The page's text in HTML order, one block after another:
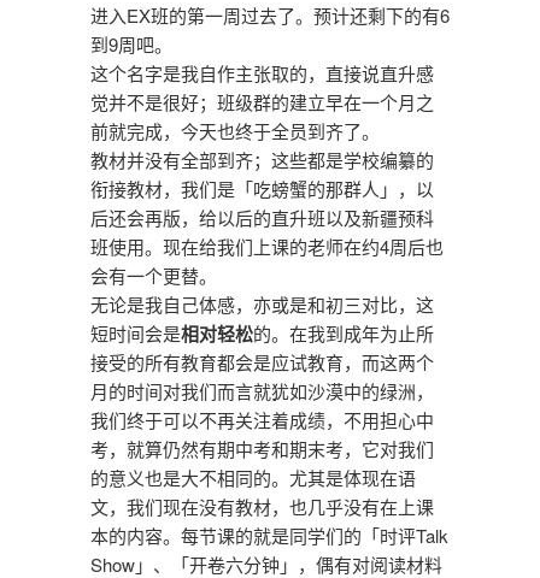
进入EX班的第一周过去了。预计还剩下的有6
到9周吧。
这个名字是我自作主张取的，直接说直升感
觉并不是很好；班级群的建立早在一个月之
前就完成，今天也终于全员到齐了。
教材并没有全部到齐；这些都是学校编纂的
衔接教材，我们是「吃螃蟹的那群人」，以
后还会再版，给以后的直升班以及新疆预科
班使用。现在给我们上课的老师在约4周后也
会有一个更替。
无论是我自己体感，亦或是和初三对比，这
短时间会是相对轻松的。在我到成年为止所
接受的所有教育都会是应试教育，而这两个
月的时间对我们而言就犹如沙漠中的绿洲，
我们终于可以不再关注着成绩，不用担心中
考，就算仍然有期中考和期末考，它对我们
的意义也是大不相同的。尤其是体现在语
文，我们现在没有教材，也几乎没有在上课
本的内容。每节课的就是同学们的「时评Talk
Show」、「开卷六分钟」，偶有对阅读材料